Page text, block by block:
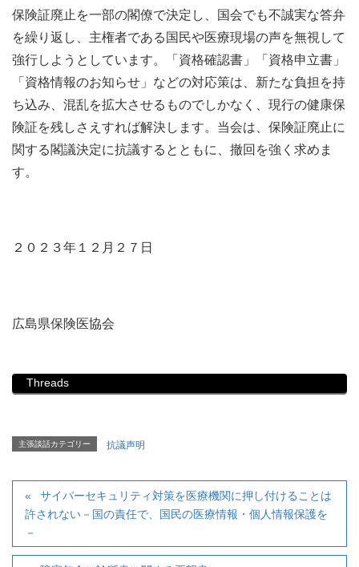
保険証廃止を一部の閣僚で決定し、国会でも不誠実な答弁
を繰り返し、主権者である国民や医療現場の声を無視して
強行しようとしています。「資格確認書」「資格申立書」
「資格情報のお知らせ」などの対応策は、新たな負担を持
ち込み、混乱を拡大させるものでしかなく、現行の健康保
険証を残しさえすれば解決します。当会は、保険証廃止に
関する閣議決定に抗議するとともに、撤回を強く求めま
す。
２０２３年１２月２７日
広島県保険医協会
Threads
主張談話カテゴリー 抗議声明
サイバーセキュリティ対策を医療機関に押し付けることは
許されない－国の責任で、国民の医療情報・個人情報保護を
－